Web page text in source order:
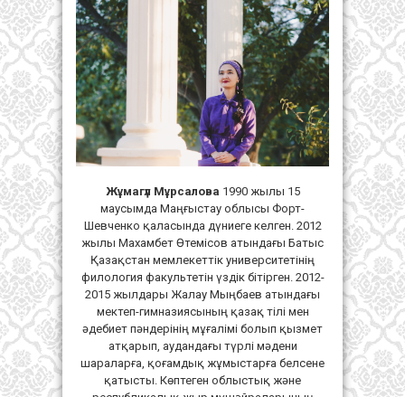
Жұмагүл Мұрсалова 1990 жылы 15
маусымда Маңғыстау облысы Форт-
Шевченко қаласында дүниеге келген. 2012
жылы Махамбет Өтемісов атындағы Батыс
Қазақстан мемлекеттік университетінің
филология факультетін үздік бітірген. 2012-
2015 жылдары Жалау Мыңбаев атындағы
мектеп-гимназиясының қазақ тілі мен
әдебиет пәндерінің мұғалімі болып қызмет
атқарып, аудандағы түрлі мәдени
шараларға, қоғамдық жұмыстарға белсене
қатысты. Көптеген облыстық және